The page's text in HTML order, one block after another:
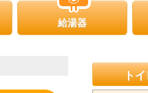
給湯器
ト